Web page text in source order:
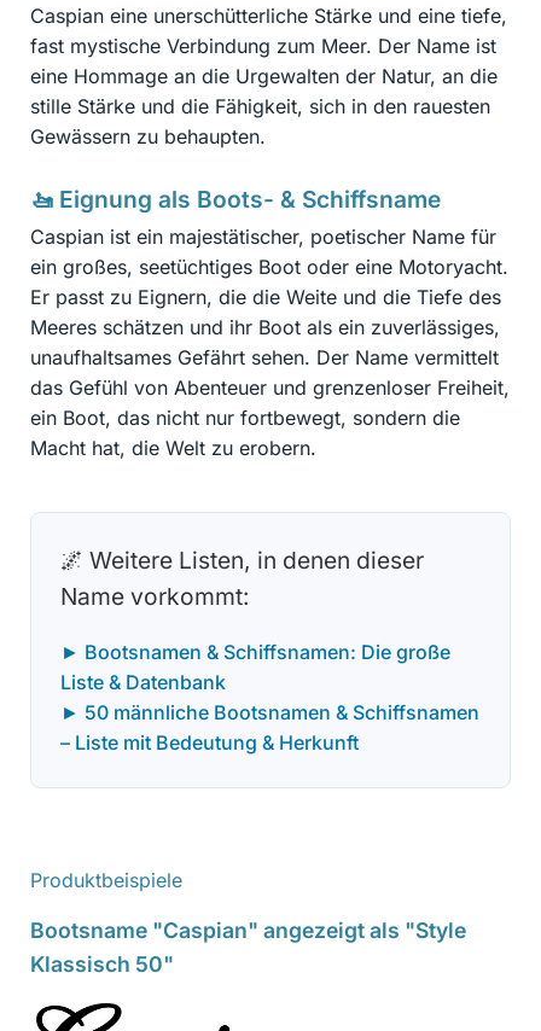
Caspian eine unerschütterliche Stärke und eine tiefe,
fast mystische Verbindung zum Meer. Der Name ist
eine Hommage an die Urgewalten der Natur, an die
stille Stärke und die Fähigkeit, sich in den rauesten
Gewässern zu behaupten.
🚤 Eignung als Boots- & Schiffsname
Caspian ist ein majestätischer, poetischer Name für
ein großes, seetüchtiges Boot oder eine Motoryacht.
Er passt zu Eignern, die die Weite und die Tiefe des
Meeres schätzen und ihr Boot als ein zuverlässiges,
unaufhaltsames Gefährt sehen. Der Name vermittelt
das Gefühl von Abenteuer und grenzenloser Freiheit,
ein Boot, das nicht nur fortbewegt, sondern die
Macht hat, die Welt zu erobern.
🌌 Weitere Listen, in denen dieser
Name vorkommt:
► Bootsnamen & Schiffsnamen: Die große
Liste & Datenbank
► 50 männliche Bootsnamen & Schiffsnamen
– Liste mit Bedeutung & Herkunft
Produktbeispiele
Bootsname "Caspian" angezeigt als "Style
Klassisch 50"